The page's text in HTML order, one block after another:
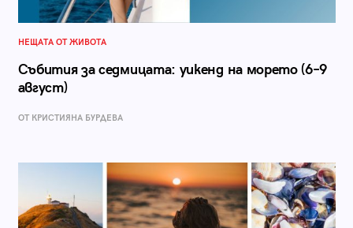
НЕЩАТА ОТ ЖИВОТА
Събития за седмицата: уикенд на морето (6–9
август)
ОТ КРИСТИЯНА БУРДЕВА